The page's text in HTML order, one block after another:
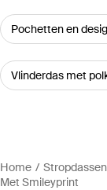
Pochetten en
Vlinderdas met
Home
Met Smileyprint